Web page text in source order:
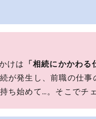
けは 「相続にかかわる
が発生し、前職の仕
ち始めて…。そこでチ